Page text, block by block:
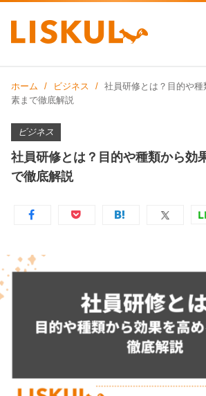
ホーム ビジネス
社員研修とは？目的や
素まで徹底解説
ビジネス
社員研修とは？目的や種類から効
で徹底解説